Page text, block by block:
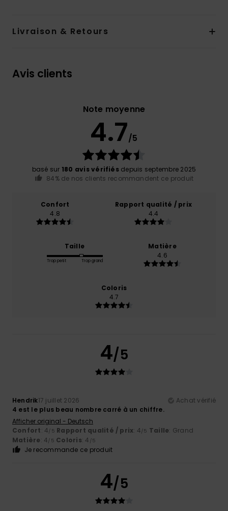
Livraison & Retours
Avis clients
Note moyenne
4.7/5
basé sur 180 avis vérifiésdepuis septembre 2025
84% de nos clients recommandent ce produit
Confort
4.8
Rapport qualité / prix
4.4
Taille
Trop petit Trop grand
Matière
4.6
Coloris
4.7
4/5
Hendrik17 juillet 2026
Achat vérifié
4 est le plus beau nombre carré à un chiffre.
Afficher original - Deutsch
Confort: 4/5 Rapport qualité / prix: 4/5 Taille: Grand
Matière: 4/5 Coloris: 4 /5
Je recommande ce produit
4/5